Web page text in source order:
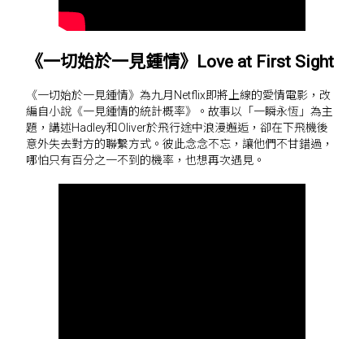
《一切始於一見鍾情》Love at First Sight
《一切始於一見鍾情》為九月Netflix即將上線的愛情電影，改
編自小說《一見鍾情的統計概率》。故事以「一瞬永恆」為主
題，講述Hadley和Oliver於飛行途中浪漫邂逅，卻在下飛機後
意外失去對方的聯繫方式。彼此念念不忘，讓他們不甘錯過，
哪怕只有百分之一不到的機率，也想再次遇見。